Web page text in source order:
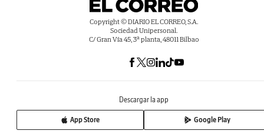
Copyright © DIARIO EL CORREO, S.A.
Sociedad Unipersonal.
C/ Gran Vía 45, 3ª planta, 48011 Bilbao
Descargar la app
App Store Google Play